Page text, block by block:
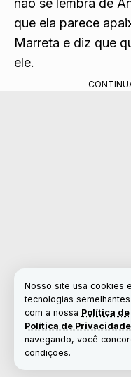
Nosso site usa cookies
tecnologias
com a nossa Política
Política de Privacidade
navegando, você
condições.
que vai acabar
não se lembra de
que ela parece
Marreta e diz que